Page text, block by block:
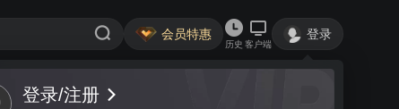
会员特惠
历史 客户端
登录
登录/注册
视频 讨论